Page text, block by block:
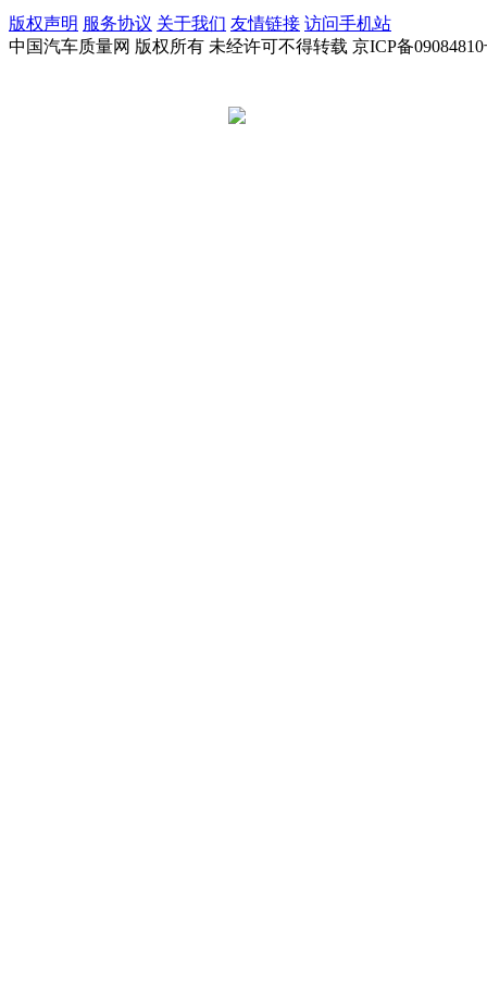
版权声明 服务协议 关于我们 友情链接 访问手机站
中国汽车质量网 版权所有 未经许可不得转载 京ICP备09084810